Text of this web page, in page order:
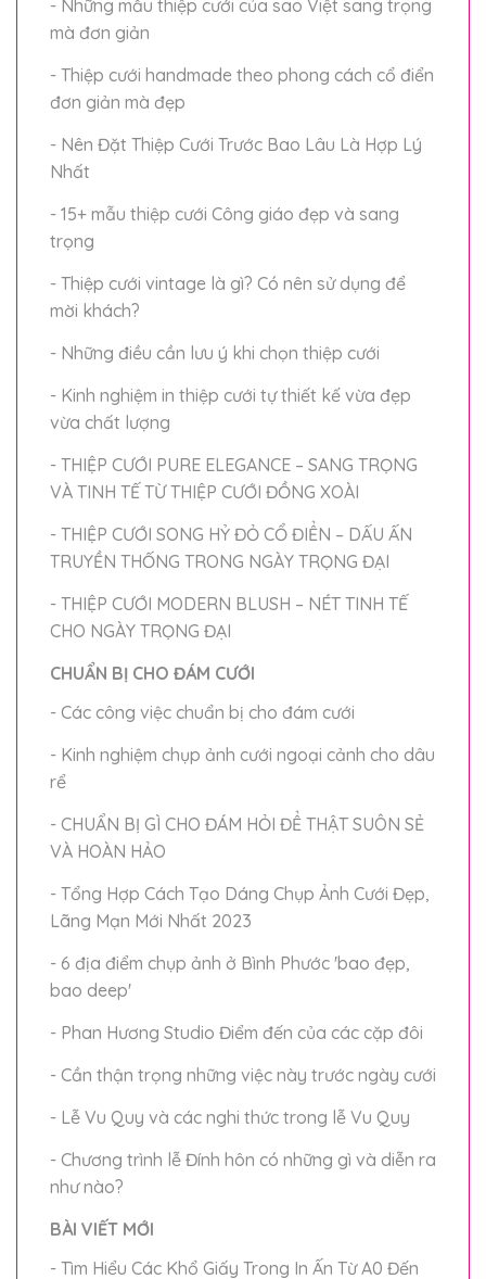
- Những mẫu thiệp cưới của sao Việt sang trọng
mà đơn giản
- Thiệp cưới handmade theo phong cách cổ điển
đơn giản mà đẹp
- Nên Đặt Thiệp Cưới Trước Bao Lâu Là Hợp Lý
Nhất
- 15+ mẫu thiệp cưới Công giáo đẹp và sang
trọng
- Thiệp cưới vintage là gì? Có nên sử dụng để
mời khách?
- Những điều cần lưu ý khi chọn thiệp cưới
- Kinh nghiệm in thiệp cưới tự thiết kế vừa đẹp
vừa chất lượng
- THIỆP CƯỚI PURE ELEGANCE – SANG TRỌNG
VÀ TINH TẾ TỪ THIỆP CƯỚI ĐỒNG XOÀI
- THIỆP CƯỚI SONG HỶ ĐỎ CỔ ĐIỂN – DẤU ẤN
TRUYỀN THỐNG TRONG NGÀY TRỌNG ĐẠI
- THIỆP CƯỚI MODERN BLUSH – NÉT TINH TẾ
CHO NGÀY TRỌNG ĐẠI
CHUẨN BỊ CHO ĐÁM CƯỚI
- Các công việc chuẩn bị cho đám cưới
- Kinh nghiệm chụp ảnh cưới ngoại cảnh cho dâu
rể
- CHUẨN BỊ GÌ CHO ĐÁM HỎI ĐỂ THẬT SUÔN SẺ
VÀ HOÀN HẢO
- Tổng Hợp Cách Tạo Dáng Chụp Ảnh Cưới Đẹp,
Lãng Mạn Mới Nhất 2023
- 6 địa điểm chụp ảnh ở Bình Phước 'bao đẹp,
bao deep'
- Phan Hương Studio Điểm đến của các cặp đôi
- Cần thận trọng những việc này trước ngày cưới
- Lễ Vu Quy và các nghi thức trong lễ Vu Quy
- Chương trình lễ Đính hôn có những gì và diễn ra
như nào?
BÀI VIẾT MỚI
- Tìm Hiểu Các Khổ Giấy Trong In Ấn Từ A0 Đến